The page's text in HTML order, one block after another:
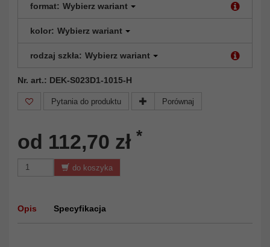
format: Wybierz wariant
kolor: Wybierz wariant
rodzaj szkła: Wybierz wariant
Nr. art.: DEK-S023D1-1015-H
Pytania do produktu Porównaj
od 112,70 zł *
do koszyka
Opis Specyfikacja